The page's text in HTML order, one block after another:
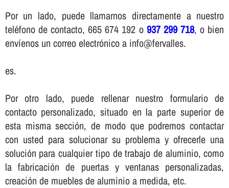
Por un lado, puede llamarnos directamente a nuestro
teléfono de contacto, 665 674 192 o 937 299 718, o bien
enví­enos un correo electrónico a info@fervalles.
es.
Por otro lado, puede rellenar nuestro formulario de
contacto personalizado, situado en la parte superior de
esta misma sección, de modo que podremos contactar
con usted para solucionar su problema y ofrecerle una
solución para cualquier tipo de trabajo de aluminio, como
la fabricación de puertas y ventanas personalizadas,
creación de muebles de aluminio a medida, etc.